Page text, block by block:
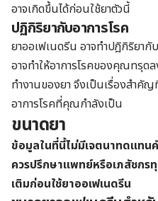
อาจเกิดขึ้นได้ก่อนใช้ยาตัวนี้
ปฏิกิริยากับอาการโรค
ยาออเฟเนดรีน อาจทำปฎิกิริยา
อาจทำให้อาการโรคของคุณทรุด
ทำงานของยา จึงเป็นเรื่องสำคั
อาการโรคที่คุณกำลังเป็น
ขนาดยา
ข้อมูลในที่นี้ไม่มีเจตนาทดแทน
ควรปรึกษาแพทย์หรือเภสัชกร
เติมก่อนใช้ยาออเฟเนดรีน